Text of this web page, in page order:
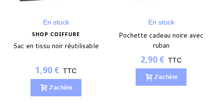
En stock
SHOP COIFFURE
Sac en tissu noir réutilisable
1,90 € TTC
J'achète
En stock
Pochette cadeau noire avec
ruban
2,90 € TTC
J'achète